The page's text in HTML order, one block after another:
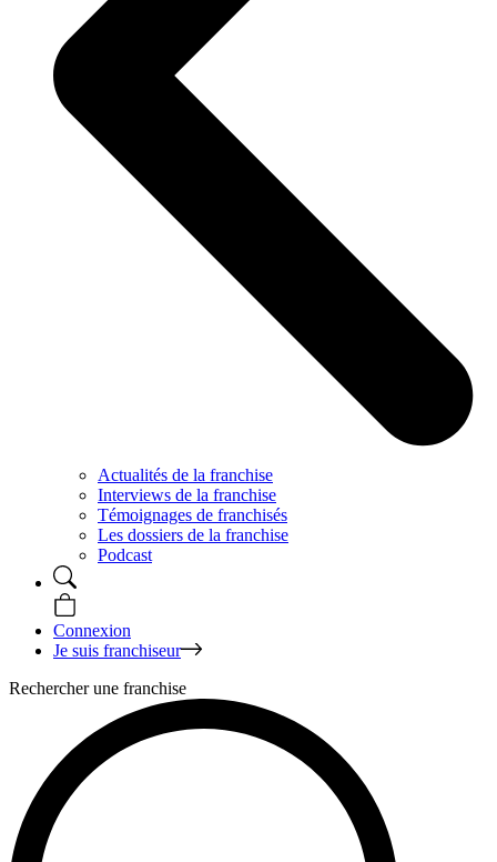
Actualités de la franchise
Interviews de la franchise
Témoignages de franchisés
Les dossiers de la franchise
Podcast
Connexion
Je suis franchiseur
Rechercher une franchise